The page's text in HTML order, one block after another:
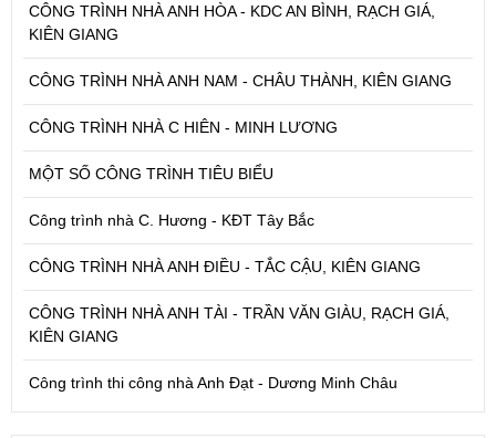
CÔNG TRÌNH NHÀ ANH HÒA - KDC AN BÌNH, RẠCH GIÁ,
KIÊN GIANG
CÔNG TRÌNH NHÀ ANH NAM - CHÂU THÀNH, KIÊN GIANG
CÔNG TRÌNH NHÀ C HIÊN - MINH LƯƠNG
MỘT SỐ CÔNG TRÌNH TIÊU BIỂU
Công trình nhà C. Hương - KĐT Tây Bắc
CÔNG TRÌNH NHÀ ANH ĐIỀU - TẮC CẬU, KIÊN GIANG
CÔNG TRÌNH NHÀ ANH TÀI - TRẦN VĂN GIÀU, RẠCH GIÁ,
KIÊN GIANG
Công trình thi công nhà Anh Đạt - Dương Minh Châu